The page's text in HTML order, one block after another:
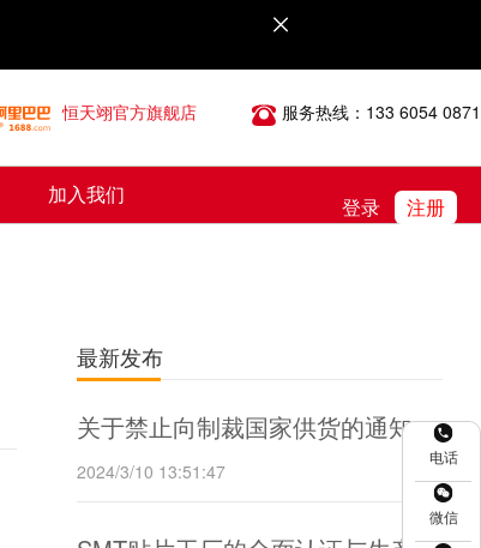
恒天翊官方旗舰店 服务热线：133 6054 0871
加入我们 登录 注册
最新发布
关于禁止向制裁国家供货的通知
2024/3/10 13:51:47
电话
微信